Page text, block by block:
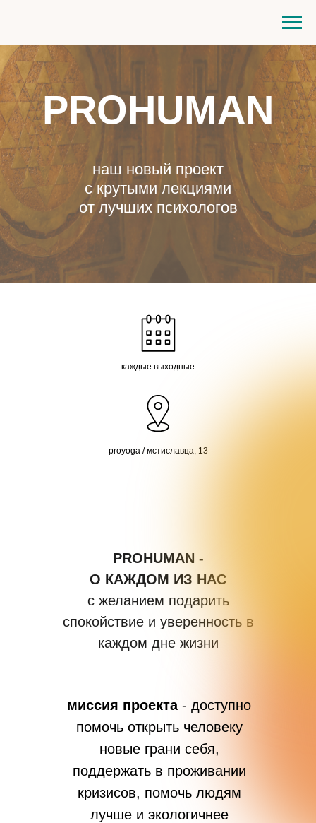
PROHUMAN
наш новый проект
с крутыми лекциями
от лучших психологов
каждые выходные
proyoga / мстиславца, 13
PROHUMAN -
О КАЖДОМ ИЗ НАС
с желанием подарить
спокойствие и уверенность в
каждом дне жизни
миссия проекта- доступно
помочь открыть человеку
новые грани себя,
поддержать в проживании
кризисов, помочь людям
лучше и экологичнее